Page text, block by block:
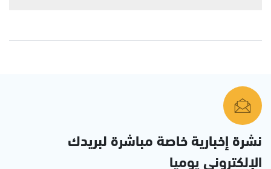
نشرة إخبارية خاصة مباشرة لبريدك
الإلكتروني يوميا